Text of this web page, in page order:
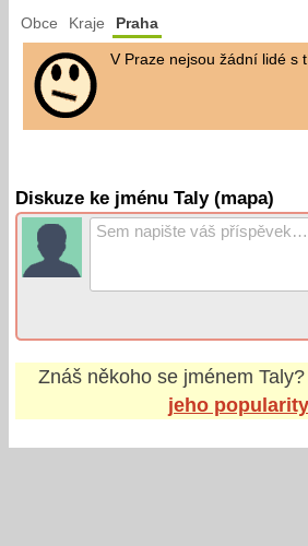
Obce Kraje Praha
V Praze nejsou žádní lidé s
Diskuze ke jménu Taly (mapa)
Znáš někoho se jménem Taly?
jeho